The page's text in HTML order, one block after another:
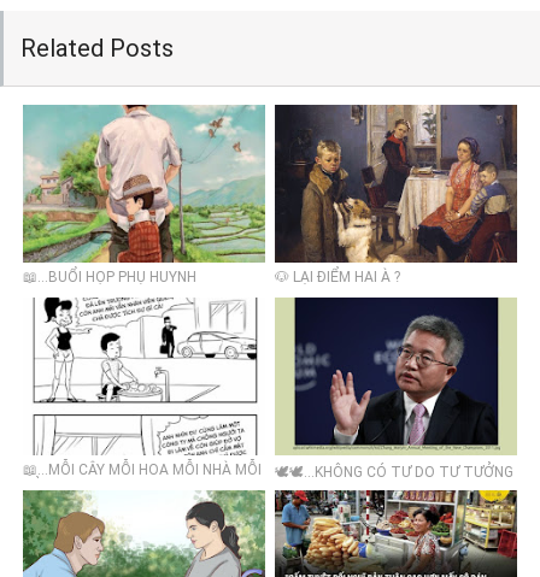
Related Posts
📖...BUỔI HỌP PHỤ HUYNH 🐶 LẠI ĐIỂM HAI À ?
📖...MỖI CÂY MỖI HOA MỖI NHÀ MỖI
CẢNH
🕊🕊...KHÔNG CÓ TỰ DO TƯ TƯỞNG
THÌ KHÔNG THỂ CÓ SÁNG TẠO